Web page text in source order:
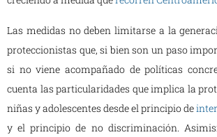
Las medidas no deben limitarse a la
proteccionistas que, si bien son un paso
si no viene acompañado de políticas
cuenta las particularidades que implica la
niñas y adolescentes desde el principio de
y el principio de no discriminación.